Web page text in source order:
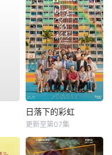
日落下的彩虹
更新至第07集